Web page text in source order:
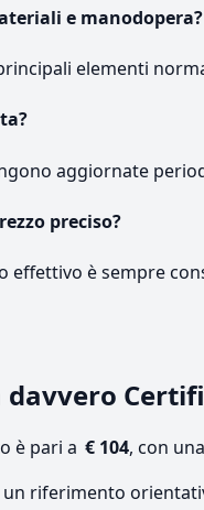
e manodopera?
elementi
aggiornate
preciso?
effettivo è sempre
è pari a € 104, con
riferimento